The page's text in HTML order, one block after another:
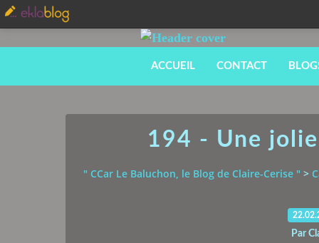
ACCUEIL CONTACT
194 - Une
" CCar Le Baluchon, le Blog de Claire-Cerise " >
Par